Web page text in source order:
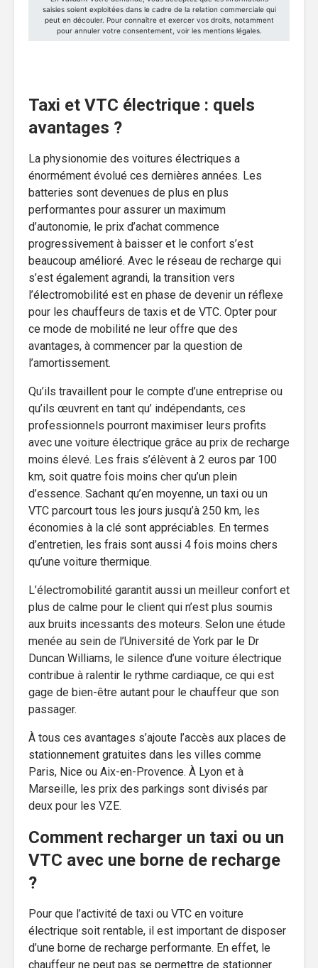
Taxi et VTC électrique : quels
avantages ?
La physionomie des voitures électriques a
énormément évolué ces dernières années. Les
batteries sont devenues de plus en plus
performantes pour assurer un maximum
d’autonomie, le prix d’achat commence
progressivement à baisser et le confort s’est
beaucoup amélioré. Avec le réseau de recharge qui
s’est également agrandi, la transition vers
l’électromobilité est en phase de devenir un réflexe
pour les chauffeurs de taxis et de VTC. Opter pour
ce mode de mobilité ne leur offre que des
avantages, à commencer par la question de
l’amortissement.
Qu’ils travaillent pour le compte d’une entreprise ou
qu’ils œuvrent en tant qu’ indépendants, ces
professionnels pourront maximiser leurs profits
avec une voiture électrique grâce au prix de recharge
moins élevé. Les frais s’élèvent à 2 euros par 100
km, soit quatre fois moins cher qu’un plein
d’essence. Sachant qu’en moyenne, un taxi ou un
VTC parcourt tous les jours jusqu’à 250 km, les
économies à la clé sont appréciables. En termes
d’entretien, les frais sont aussi 4 fois moins chers
qu’une voiture thermique.
L’électromobilité garantit aussi un meilleur confort et
plus de calme pour le client qui n’est plus soumis
aux bruits incessants des moteurs. Selon une étude
menée au sein de l’Université de York par le Dr
Duncan Williams, le silence d’une voiture électrique
contribue à ralentir le rythme cardiaque, ce qui est
gage de bien-être autant pour le chauffeur que son
passager.
À tous ces avantages s’ajoute l’accès aux places de
stationnement gratuites dans les villes comme
Paris, Nice ou Aix-en-Provence. À Lyon et à
Marseille, les prix des parkings sont divisés par
deux pour les VZE.
Comment recharger un taxi ou un
VTC avec une borne de recharge
?
Pour que l’activité de taxi ou VTC en voiture
électrique soit rentable, il est important de disposer
d’une borne de recharge performante. En effet, le
chauffeur ne peut pas se permettre de stationner